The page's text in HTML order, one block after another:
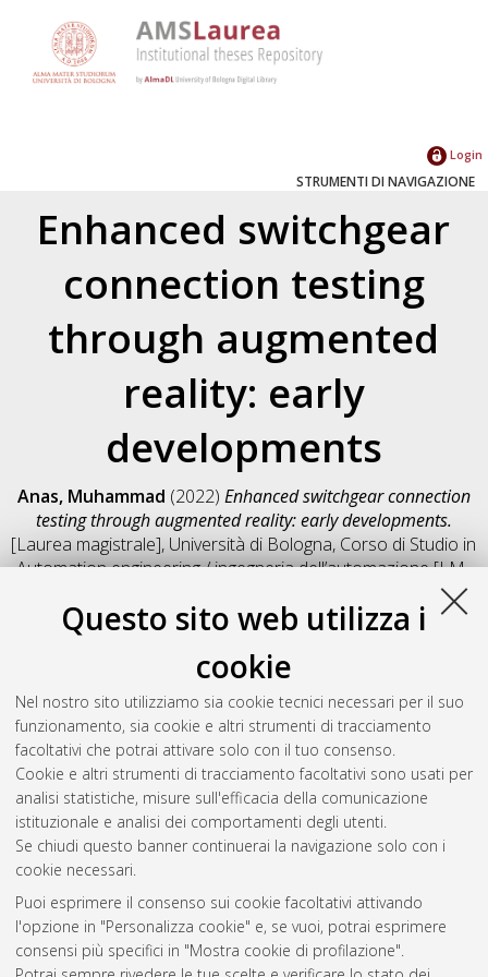
Questo sito web utilizza i
cookie
Nel nostro sito utilizziamo sia cookie tecnici necessari per il suo
funzionamento, sia cookie e altri strumenti di tracciamento
facoltativi che potrai attivare solo con il tuo consenso.
Cookie e altri strumenti di tracciamento facoltativi sono usati per
analisi statistiche, misure sull'efficacia della comunicazione
istituzionale e analisi dei comportamenti degli utenti.
Se chiudi questo banner continuerai la navigazione solo con i
cookie necessari.
Puoi esprimere il consenso sui cookie facoltativi attivando
l'opzione in "Personalizza cookie" e, se vuoi, potrai esprimere
consensi più specifici in "Mostra cookie di profilazione".
Login
STRUMENTI DI NAVIGAZIONE
Enhanced switchgear
connection testing
through augmented
reality: early
developments
Anas, Muhammad (2022) Enhanced switchgear connection
testing through augmented reality: early developments.
[Laurea magistrale], Università di Bologna, Corso di Studio in
Automation engineering / ingegneria dell’automazione [LM-
Salva citazione
Condividi
Il full-text non è disponibile per scelta dell'autore. (
Abstract
Altri metadati
Gestione del documento:
Atom
Rss 1.0